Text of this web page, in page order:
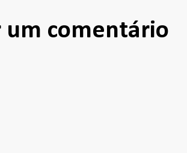
um comentário